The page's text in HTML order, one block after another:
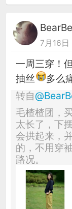
7月16日
一周三穿！
抽丝
多么
转自@
毛楂楂团，
太长了，下
会拱起来，
的，不用穿
路况。